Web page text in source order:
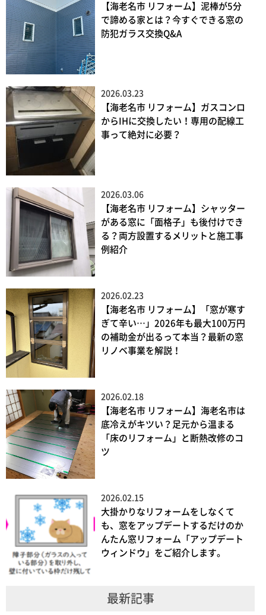
【海老名市 リフォーム】泥棒が5分
で諦める家とは？今すぐできる窓の
防犯ガラス交換Q&A
2026.03.23
【海老名市 リフォーム】ガスコンロ
からIHに交換したい！専用の配線工
事って絶対に必要？
2026.03.06
【海老名市 リフォーム】シャッター
がある窓に「面格子」も後付けでき
る？両方設置するメリットと施工事
例紹介
2026.02.23
【海老名市 リフォーム】「窓が寒す
ぎて辛い…」2026年も最大100万円
の補助金が出るって本当？最新の窓
リノベ事業を解説！
2026.02.18
【海老名市 リフォーム】海老名市は
底冷えがキツい？足元から温まる
「床のリフォーム」と断熱改修のコ
ツ
2026.02.15
大掛かりなリフォームをしなくて
も、窓をアップデートするだけのか
んたん窓リフォーム「アップデート
ウィンドウ」をご紹介します。
最新記事